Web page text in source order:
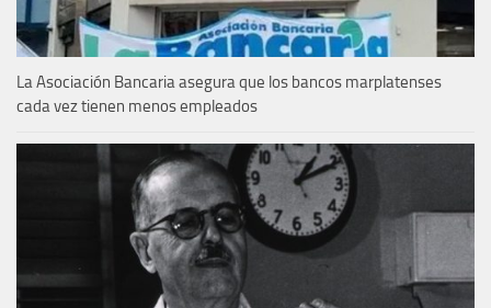
La Asociación Bancaria asegura que los bancos marplatenses
cada vez tienen menos empleados